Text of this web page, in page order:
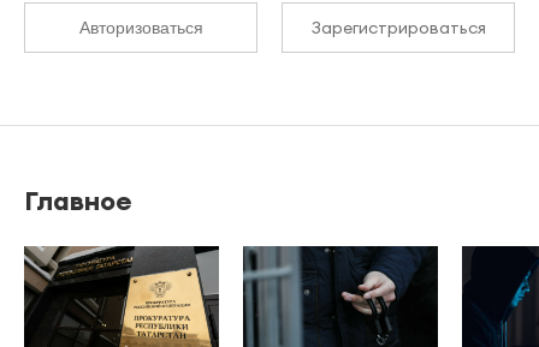
Авторизоваться Зарегистрироваться
Главное